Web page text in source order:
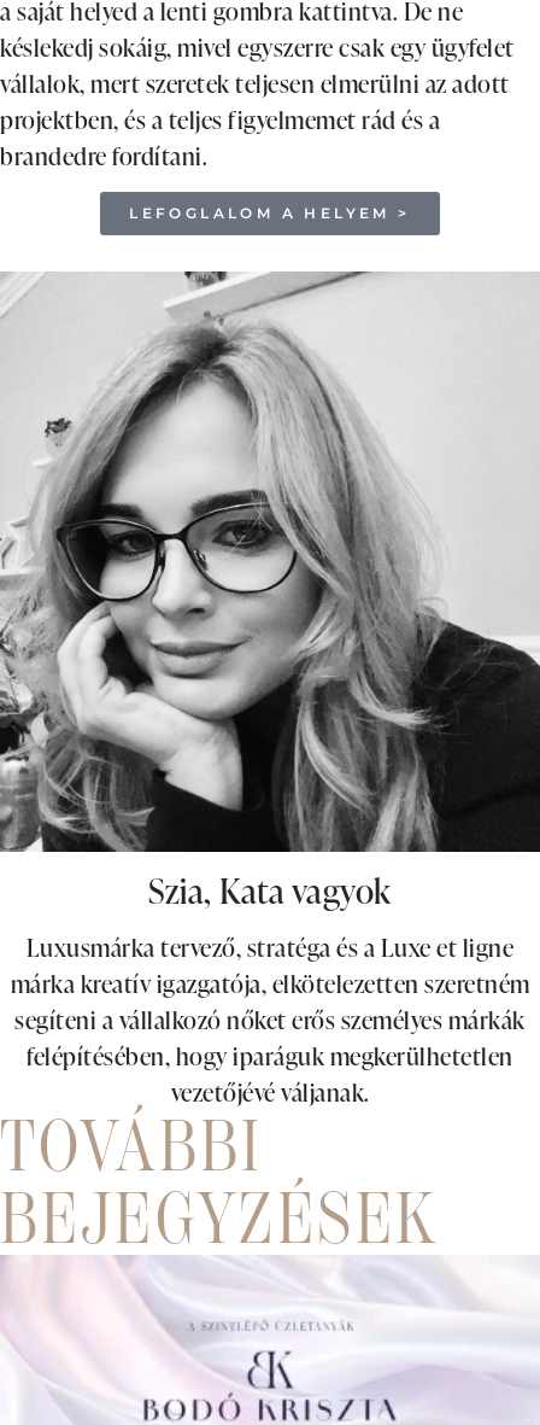
a saját helyed a lenti gombra kattintva. De ne
késlekedj sokáig, mivel egyszerre csak egy ügyfelet
vállalok, mert szeretek teljesen elmerülni az adott
projektben, és a teljes figyelmemet rád és a
brandedre fordítani.
LEFOGLALOM A HELYEM >
Szia, Kata vagyok
Luxusmárka tervező, stratéga és a Luxe et ligne
márka kreatív igazgatója, elkötelezetten szeretném
segíteni a vállalkozó nőket erős személyes márkák
felépítésében, hogy iparáguk megkerülhetetlen
vezetőjévé váljanak.
TOVÁBBI
BEJEGYZÉSEK